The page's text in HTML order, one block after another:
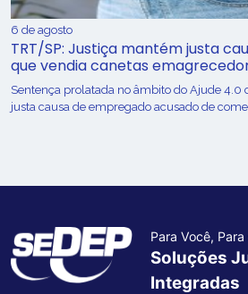
6 de agosto
TRT/SP: Justiça mantém justa
que vendia canetas
Sentença prolatada no âmbito do Ajude 4.0
justa causa de empregado acusado de
Para Você,
Soluções
Integradas